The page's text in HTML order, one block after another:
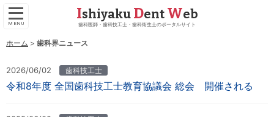
Ishiyaku Dent Web
歯科医師・歯科技工士・歯科衛生士のポータルサイト
ホーム 歯科界ニュース
2026/06/02 歯科技工士
令和8年度 全国歯科技工士教育協議会 総会 開催される
歯科界
火 水 木
9
10 11
16
17 18 19 20 21
22